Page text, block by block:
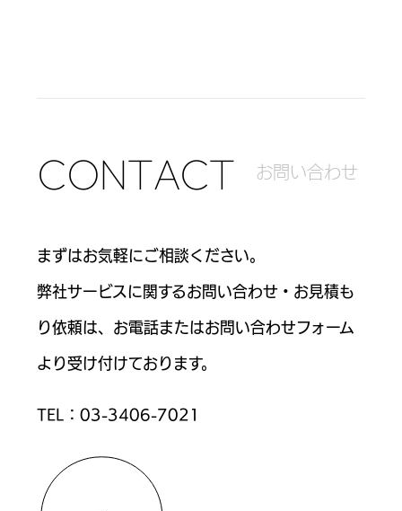
CONTACT お問 い合わせ
まずはお気軽にご相談ください。
弊社サービスに関するお問い合わせ・お見積も
り依頼は、お電話またはお問い合わせフォーム
より受け付けております。
TEL：03-3406-7021